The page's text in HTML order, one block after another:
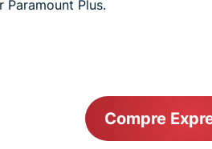
Paramount Plus.
Compre